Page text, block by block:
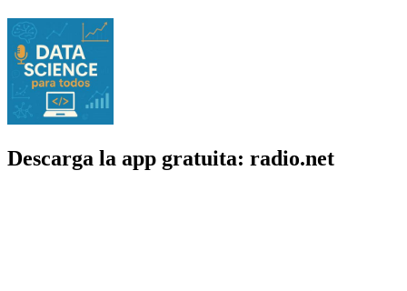
Descarga la app gratuita: radio.net